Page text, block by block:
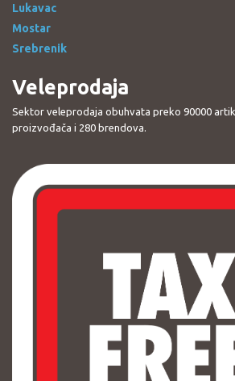
Lukavac
Mostar
Srebrenik
Veleprodaja
Sektor veleprodaja obuhvata preko 90000
proizvođača i 280 brendova.